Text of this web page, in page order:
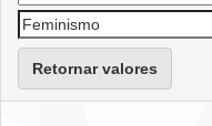
Retornar valores